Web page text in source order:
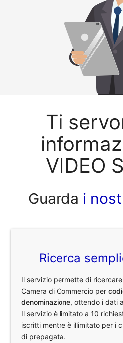
Ti
VIDEO
Guarda i
Ricerca
Il servizio permette di
Camera di Commercio per
denominazione, ottendo i dati
Il servizio è limitato a 10
iscritti mentre è illimitato per i
di prepagata.